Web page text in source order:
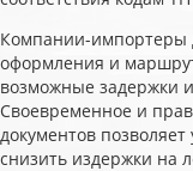
Компании-импортеры
оформления и
возможные задержки
Своевременное и
документов
снизить издержки на